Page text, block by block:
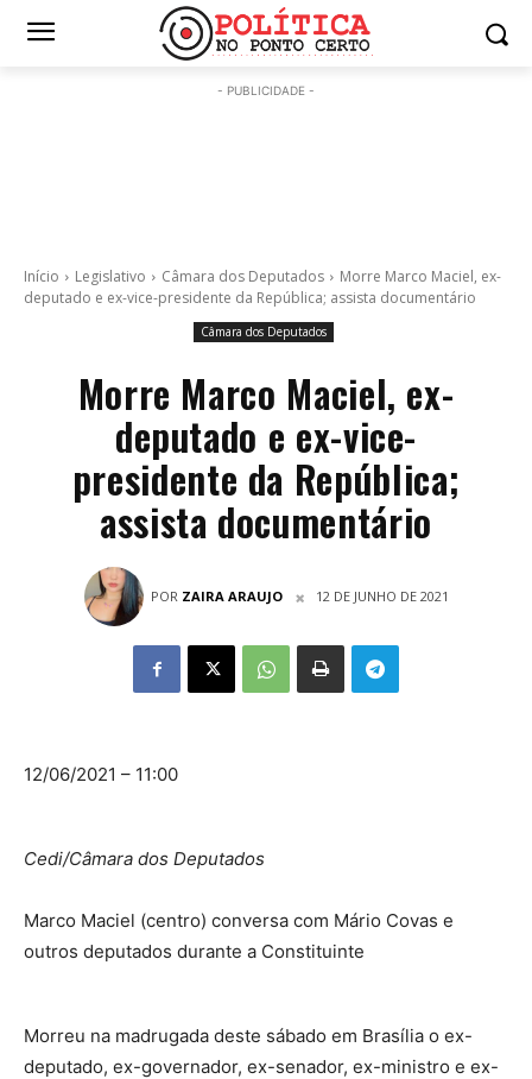
- PUBLICIDADE -
Início Legislativo Câmara dos Deputados
Morre Marco Maciel, ex-
deputado e ex-vice-presidente da República; assista documentário
Câmara dos Deputados
Morre Marco Maciel, ex-
deputado e ex-vice-
presidente da República;
assista documentário
POR ZAIRA ARAUJO 12 DE JUNHO DE 2021
12/06/2021 – 11:00
Cedi/Câmara dos Deputados
Marco Maciel (centro) conversa com Mário Covas e
outros deputados durante a Constituinte
Morreu na madrugada deste sábado em Brasília o ex-
deputado, ex-governador, ex-senador, ex-ministro e ex-